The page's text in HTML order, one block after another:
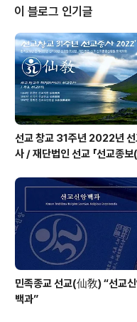
천대제(開天大祭)를 봉행하는 자리
정진을 격려하고, 11월 1일에 소집
교 교단, 선기55년 신축년 종헌결
선교 교단의 신축년 종헌결의 내용
님의 천지인합일 정회사상 대각연
원년(仙敎創敎元年)”..
이 블로그 인기글
선교 창교 31주년 2022년
사 / 재단법인 선교 「선교종보
민족종교 선교(仙敎) “선교
백과”